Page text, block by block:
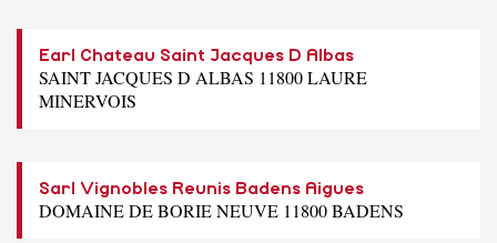
Earl Chateau Saint Jacques D Albas
SAINT JACQUES D ALBAS 11800 LAURE
MINERVOIS
Sarl Vignobles Reunis Badens Aigues
DOMAINE DE BORIE NEUVE 11800 BADENS